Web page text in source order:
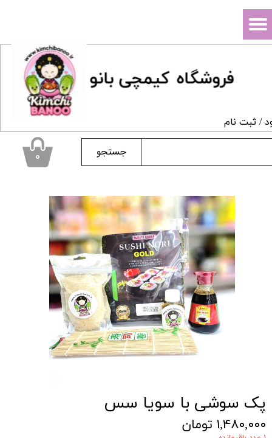
فروشگاه کیمچی بانو
جستجو
/ ثبت نام
حساب کاربری من
سفارشات
۰
پک سوشی با سویا سس
۱,۴۸۰,۰۰۰ تومان